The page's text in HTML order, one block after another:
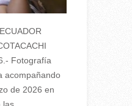
Fotografía
acompañando
de 2026 en